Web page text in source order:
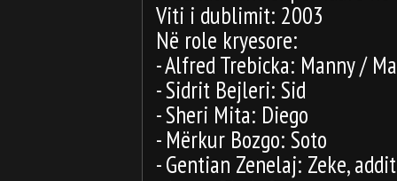
Viti i dublimit: 2003
Në role kryesore:
- Alfred Trebicka: Manny /
- Sidrit Bejleri: Sid
- Sheri Mita: Diego
- Mërkur Bozgo: Soto
- Gentian Zenelaj: Zeke,